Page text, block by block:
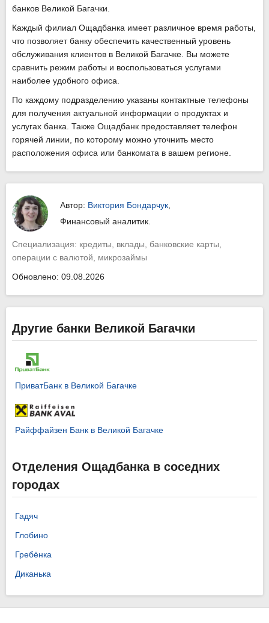
банков Великой Багачки.
Каждый филиал Ощадбанка имеет различное время работы,
что позволяет банку обеспечить качественный уровень
обслуживания клиентов в Великой Багачке. Вы можете
сравнить режим работы и воспользоваться услугами
наиболее удобного офиса.
По каждому подразделению указаны контактные телефоны
для получения актуальной информации о продуктах и
услугах банка. Также Ощадбанк предоставляет телефон
горячей линии, по которому можно уточнить место
расположения офиса или банкомата в вашем регионе.
Автор: Виктория Бондарчук
Финансовый аналитик.
Специализация: кредиты, вклады, банковские карты,
операции с валютой, микрозаймы
Обновлено: 09.08.2026
Другие банки Великой Багачки
ПриватБанк в Великой Багачке
Райффайзен Банк в Великой Багачке
Отделения Ощадбанка в соседних
городах
Гадяч
Глобино
Гребёнка
Диканька